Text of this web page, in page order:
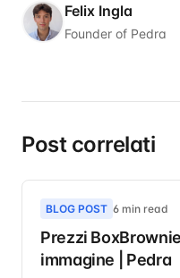
Felix Ingla
Founder of Pedra
Post correlati
BLOG POST 6 min read
Prezzi
immagine | Pedra